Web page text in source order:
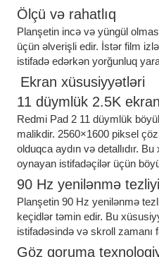
Ölçü və rahatlıq
Planşetin incə və yüngül
üçün əlverişli edir. İstər film
istifadə edərkən yorğunluq
Ekran xüsusiyyətləri
11 düymlük 2.5K ekran
Redmi Pad 2 11 düymlük
malikdir. 2560×1600 piksel
olduqca aydın və detallıdır.
oynayan istifadəçilər üçün
90 Hz yenilənmə tezliyi
Planşetin 90 Hz yenilənmə
keçidlər təmin edir. Bu
istifadəsində və skroll zamanı
Göz qoruma